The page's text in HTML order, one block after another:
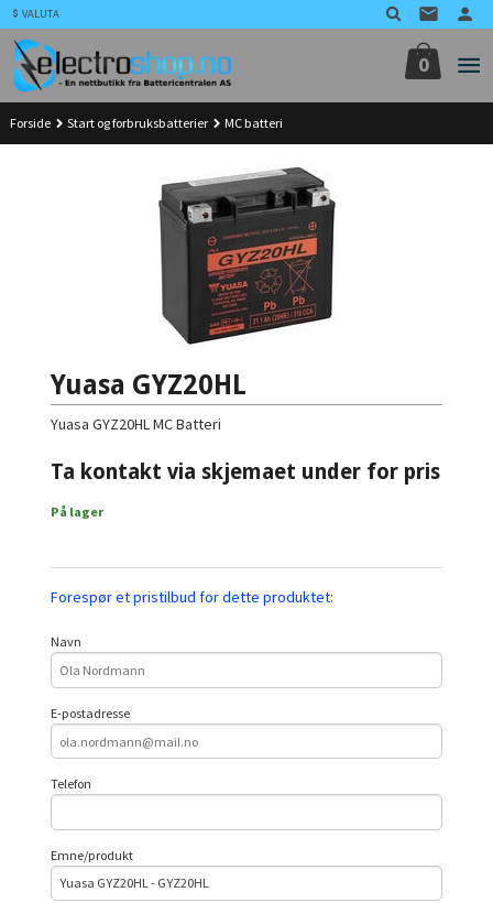
Gå
til
innholdet
VALUTA
0
Forside Start og forbruksbatterier MC batteri
Yuasa GYZ20HL
Yuasa GYZ20HL MC Batteri
Ta kontakt via skjemaet under for pris
På lager
Forespør et pristilbud for dette produktet:
Navn
E-postadresse
Telefon
Emne/produkt